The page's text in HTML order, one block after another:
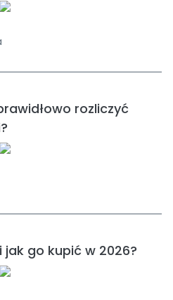
rozliczyć
go kupić w 2026?